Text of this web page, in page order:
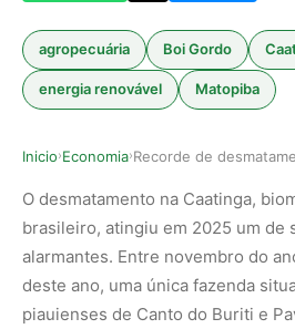
agropecuária Boi Gordo
energia renovável Matopiba
Inicio›Economia›
O desmatamento na Caatinga,
brasileiro, atingiu em 2025 um de
alarmantes. Entre novembro do
deste ano, uma única fazenda
piauienses de Canto do Buriti e